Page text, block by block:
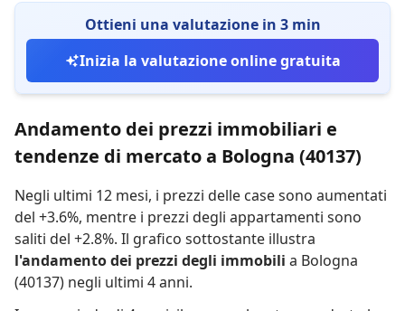
Ottieni una valutazione in 3 min
Inizia la valutazione online gratuita
Andamento dei prezzi immobiliari e
tendenze di mercato a Bologna (40137)
Negli ultimi 12 mesi, i prezzi delle case sono aumentati
del +3.6%, mentre i prezzi degli appartamenti sono
saliti del +2.8%. Il grafico sottostante illustra
l'andamento dei prezzi degli immobili a Bologna
(40137) negli ultimi 4 anni.